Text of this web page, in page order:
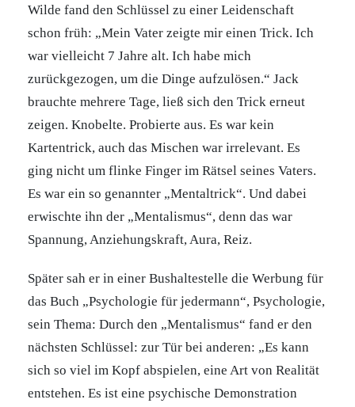
Wilde fand den Schlüssel zu einer Leidenschaft
schon früh: „Mein Vater zeigte mir einen Trick. Ich
war vielleicht 7 Jahre alt. Ich habe mich
zurückgezogen, um die Dinge aufzulösen.“ Jack
brauchte mehrere Tage, ließ sich den Trick erneut
zeigen. Knobelte. Probierte aus. Es war kein
Kartentrick, auch das Mischen war irrelevant. Es
ging nicht um flinke Finger im Rätsel seines Vaters.
Es war ein so genannter „Mentaltrick“. Und dabei
erwischte ihn der „Mentalismus“, denn das war
Spannung, Anziehungskraft, Aura, Reiz.
Später sah er in einer Bushaltestelle die Werbung für
das Buch „Psychologie für jedermann“, Psychologie,
sein Thema: Durch den „Mentalismus“ fand er den
nächsten Schlüssel: zur Tür bei anderen: „Es kann
sich so viel im Kopf abspielen, eine Art von Realität
entstehen. Es ist eine psychische Demonstration